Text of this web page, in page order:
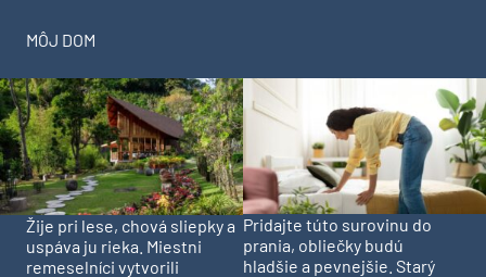
MÔJ DOM
Žije pri lese, chová sliepky a
uspáva ju rieka. Miestni
remeselníci vytvorili
Pridajte túto surovinu do
prania, obliečky budú
hladšie a pevnejšie. Starý